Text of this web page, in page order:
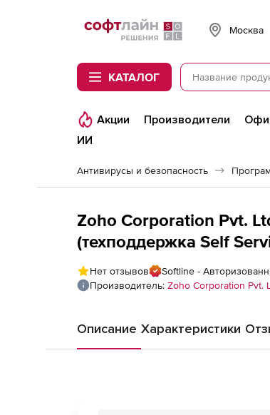
Softline
Москва
КАТАЛОГ
Акции Производители
ИИ
Антивирусы и безопасность
Zoho Corporation Pvt.
(техподдержка Self
Edition Endpoint MFA
Users
Нет отзывов
Softline -
Производитель: Zoho Corporation Pvt.
Описание Характеристики